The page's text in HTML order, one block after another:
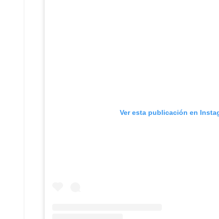
Ver esta publicación en